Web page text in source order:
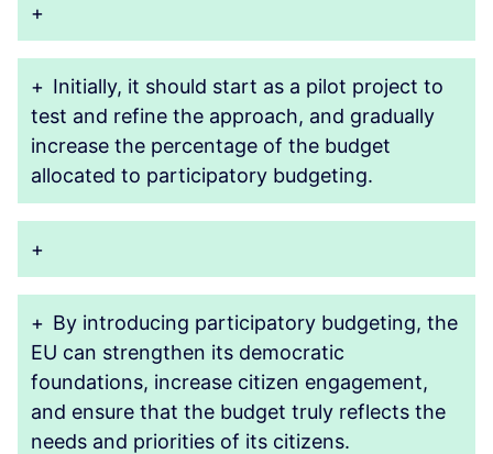
+
+ Initially, it should start as a pilot project to
test and refine the approach, and gradually
increase the percentage of the budget
allocated to participatory budgeting.
+
+ By introducing participatory budgeting, the
EU can strengthen its democratic
foundations, increase citizen engagement,
and ensure that the budget truly reflects the
needs and priorities of its citizens.